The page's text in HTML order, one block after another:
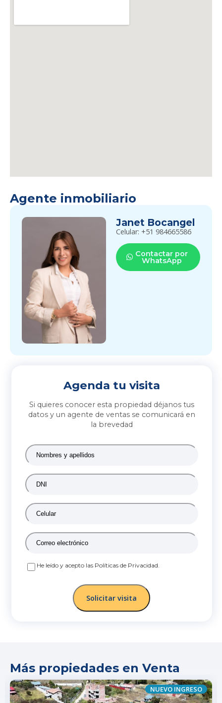
Agente inmobiliario
Janet Bocangel
Celular: +51 984665586
Contactar por
WhatsApp
Agenda tu visita
Si quieres conocer esta propiedad déjanos tus
datos y un agente de ventas se comunicará en
la brevedad
Nombres
y
DNI
Celular
Correo
electrónico*
Políticas
He leído y acepto las Políticas de Privacidad.
Más propiedades en Venta
NUEVO INGRESO